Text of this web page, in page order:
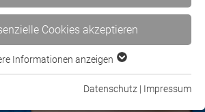
Cookies akzeptieren
werden für grundlegende Funktionen der
Informationen anzeigen
Datenschutz | Impressum